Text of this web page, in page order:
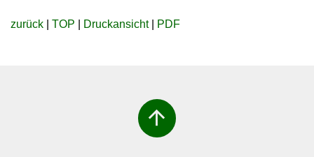
zurück TOP Druckansicht| PDF
arrow_upward